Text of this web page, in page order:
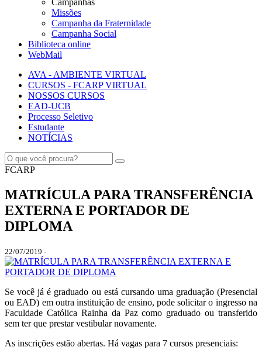
Campanhas
Missões
Campanha da Fraternidade
Campanha Social
Biblioteca online
WebMail
AVA - AMBIENTE VIRTUAL
CURSOS - FCARP VIRTUAL
NOSSOS CURSOS
EAD-UCB
Processo Seletivo
Estudante
NOTÍCIAS
FCARP
MATRÍCULA PARA TRANSFERÊNCIA
EXTERNA E PORTADOR DE
DIPLOMA
22/07/2019 -
Se você já é graduado ou está cursando uma graduação (Presencial
ou EAD) em outra instituição de ensino, pode solicitar o ingresso na
Faculdade Católica Rainha da Paz como graduado ou transferido
sem ter que prestar vestibular novamente.
As inscrições estão abertas. Há vagas para 7 cursos presenciais: